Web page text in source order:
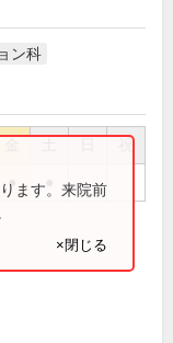
ン科
祝
●ます。来院前
×閉じる